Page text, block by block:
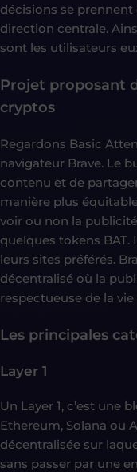
décisions se
direction centrale.
sont les utilisateurs
Projet proposant
cryptos
Regardons Basic
navigateur Brave. Le
contenu et de
manière plus
voir ou non la
quelques tokens BAT.
leurs sites préférés.
décentralisé où la
respectueuse de la vie
Les principales
Layer 1
Un Layer 1, c’est une
Ethereum, Solana ou
décentralisée sur
sans passer par une